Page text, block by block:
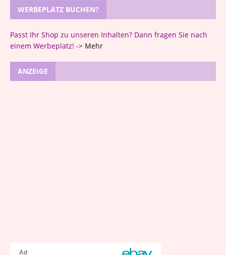
WERBEPLATZ BUCHEN?
Passt Ihr Shop zu unseren Inhalten? Dann fragen Sie nach
einem Werbeplatz! -> Mehr
ANZEIGE